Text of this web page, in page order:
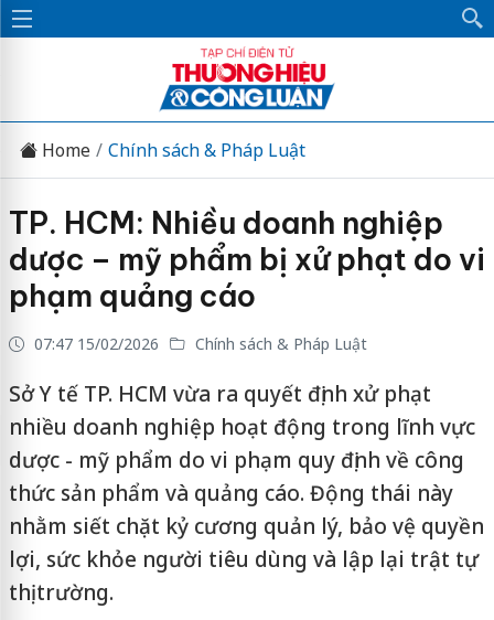
Home Chính sách & Pháp Luật
TP. HCM: Nhiều doanh nghiệp
dược – mỹ phẩm bị xử phạt do vi
phạm quảng cáo
07:47 15/02/2026 Chính sách & Pháp Luật
Sở Y tế TP. HCM vừa ra quyết định xử phạt
nhiều doanh nghiệp hoạt động trong lĩnh vực
dược - mỹ phẩm do vi phạm quy định về công
thức sản phẩm và quảng cáo. Động thái này
nhằm siết chặt kỷ cương quản lý, bảo vệ quyền
lợi, sức khỏe người tiêu dùng và lập lại trật tự
thị trường.